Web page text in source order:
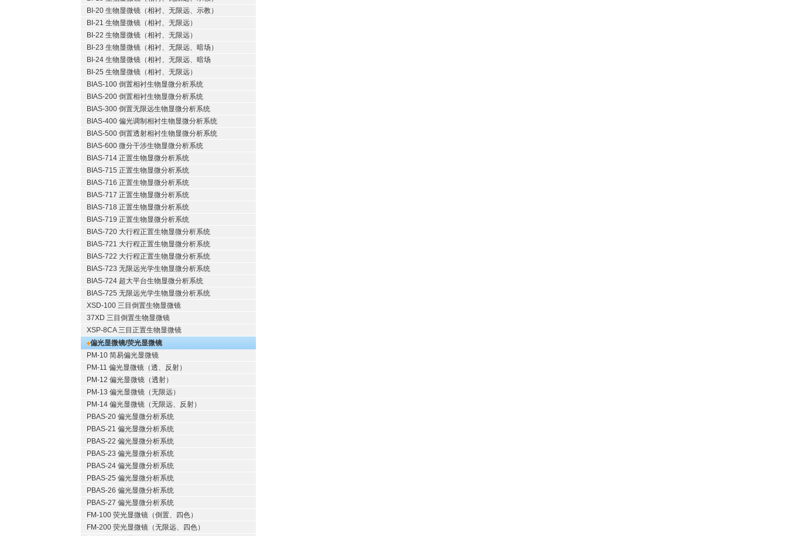
BI-20 生物显微镜（相衬、无限远、示教）
BI-21 生物显微镜（相衬、无限远）
BI-22 生物显微镜（相衬、无限远）
BI-23 生物显微镜（相衬、无限远、暗场）
BI-24 生物显微镜（相衬、无限远、暗场
BI-25 生物显微镜（相衬、无限远）
BIAS-100 倒置相衬生物显微分析系统
BIAS-200 倒置相衬生物显微分析系统
BIAS-300 倒置无限远生物显微分析系统
BIAS-400 偏光调制相衬生物显微分析系统
BIAS-500 倒置透射相衬生物显微分析系统
BIAS-600 微分干涉生物显微分析系统
BIAS-714 正置生物显微分析系统
BIAS-715 正置生物显微分析系统
BIAS-716 正置生物显微分析系统
BIAS-717 正置生物显微分析系统
BIAS-718 正置生物显微分析系统
BIAS-719 正置生物显微分析系统
BIAS-720 大行程正置生物显微分析系统
BIAS-721 大行程正置生物显微分析系统
BIAS-722 大行程正置生物显微分析系统
BIAS-723 无限远光学生物显微分析系统
BIAS-724 超大平台生物显微分析系统
BIAS-725 无限远光学生物显微分析系统
XSD-100 三目倒置生物显微镜
37XD 三目倒置生物显微镜
XSP-8CA 三目正置生物显微镜
偏光显微镜/荧光显微镜
PM-10 简易偏光显微镜
PM-11 偏光显微镜（透、反射）
PM-12 偏光显微镜（透射）
PM-13 偏光显微镜（无限远）
PM-14 偏光显微镜（无限远、反射）
PBAS-20 偏光显微分析系统
PBAS-21 偏光显微分析系统
PBAS-22 偏光显微分析系统
PBAS-23 偏光显微分析系统
PBAS-24 偏光显微分析系统
PBAS-25 偏光显微分析系统
PBAS-26 偏光显微分析系统
PBAS-27 偏光显微分析系统
FM-100 荧光显微镜（倒置、四色）
FM-200 荧光显微镜（无限远、四色）